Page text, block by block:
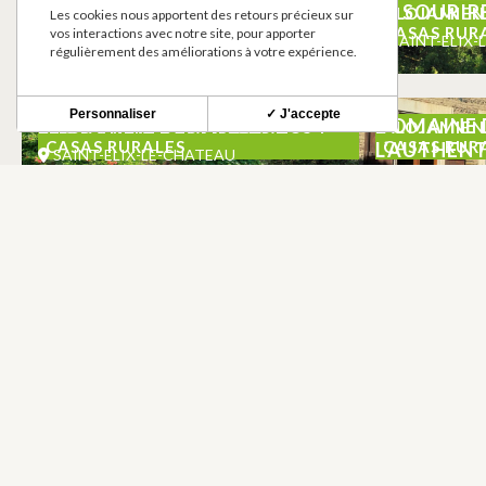
JEROMETAL FERRONNERIE
SAINT-ELIX-LE-CHATEAU
CASAS
LE
SAINT-ELIX-
ALOJAMIENTOS AMUEBLADOS Y
CASAS RURALES
LE SOURIRE DES ANGES 2
SAINT-ELIX-LE-CHATEAU
CASAS
DOMAINE
Les cookies nous apportent des retours précieux sur
vos interactions avec notre site, pour apporter
régulièrement des améliorations à votre expérience.
✓ J'accepte
Personnaliser